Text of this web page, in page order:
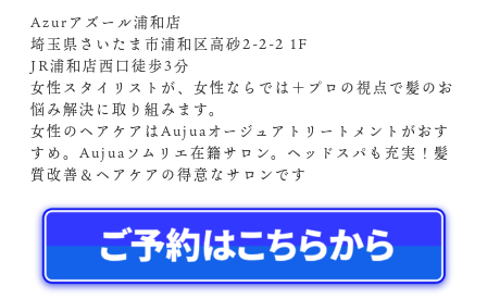
Azurアズール浦和店
埼玉県さいたま市浦和区高砂2-2-2 1F
JR浦和店西口徒歩3分
女性スタイリストが、女性ならでは＋プロの視点で髪のお
悩み解決に取り組みます。
女性のヘアケアはAujuaオージュアトリートメントがおす
すめ。Aujuaソムリエ在籍サロン。ヘッドスパも充実！髪
質改善＆ヘアケアの得意なサロンです